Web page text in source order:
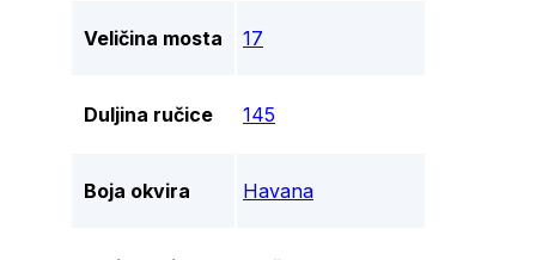
Veličina mosta 17
Duljina ručice 145
Boja okvira Havana